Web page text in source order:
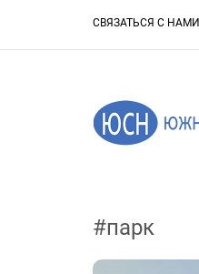
СВЯЗАТЬСЯ С НАМИ
#парк